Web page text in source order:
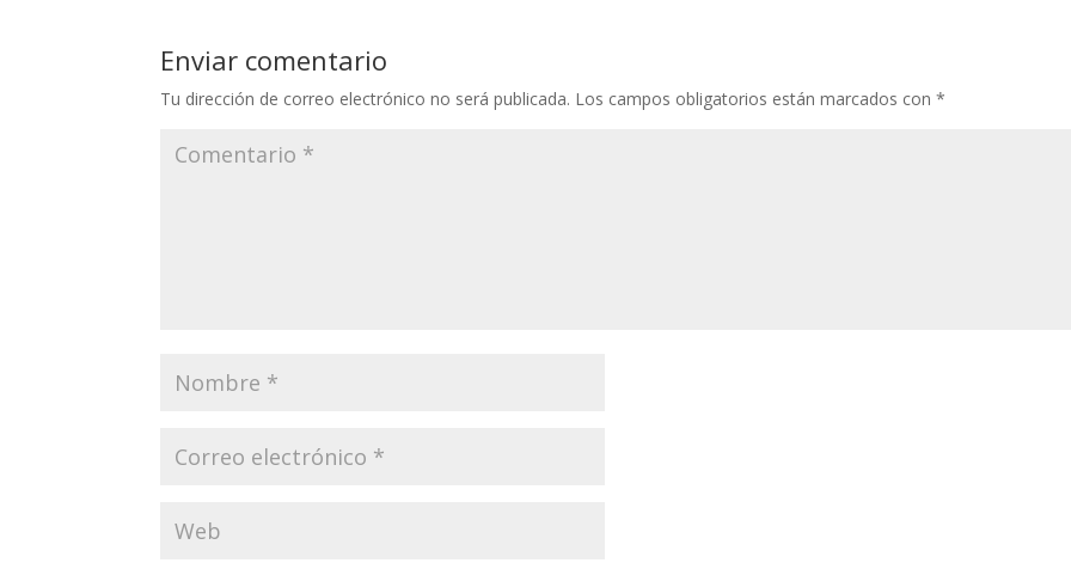
Enviar comentario
Tu dirección de correo electrónico no será publicada. Los campos obligatorios están marcados con*